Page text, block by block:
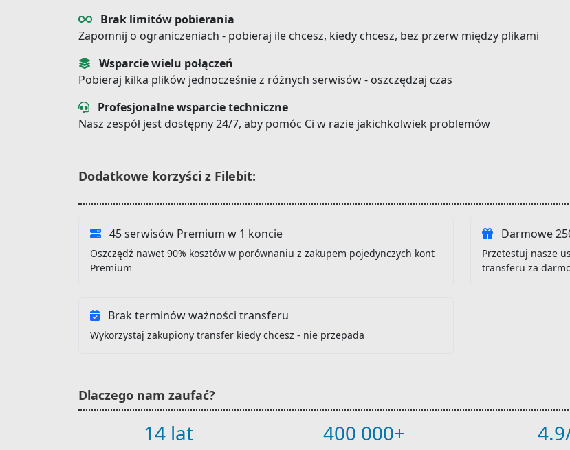
Brak limitów pobierania
Zapomnij o ograniczeniach - pobieraj ile chcesz, kiedy chcesz, bez przerw między plikami
Wsparcie wielu połączeń
Pobieraj kilka plików jednocześnie z różnych serwisów - oszczędzaj czas
Profesjonalne wsparcie techniczne
Nasz zespół jest dostępny 24/7, aby pomóc Ci w razie jakichkolwiek problemów
Dodatkowe korzyści z Filebit:
45 serwisów Premium w 1 koncie
Oszczędź nawet 90% kosztów w porównaniu z zakupem pojedynczych kont
Premium
Darmowe
Przetestuj nasze
transferu za
Brak terminów ważności transferu
Wykorzystaj zakupiony transfer kiedy chcesz - nie przepada
Dlaczego nam zaufać?
14 lat 400 000+